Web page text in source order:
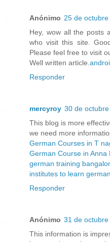
Anónimo 25 de
Hey, wow all the posts
who visit this site.
Please feel free to visit
Well written article.
Responder
mercyroy 30 de
This blog is more
we need more
German Courses in T
German Course in Anna
german training
institutes to learn
Responder
Anónimo 31 de
This information is